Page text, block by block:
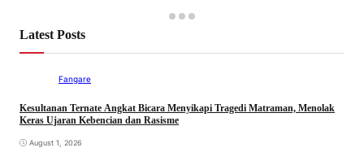
Latest Posts
Fangare
Kesultanan Ternate Angkat Bicara Menyikapi Tragedi Matraman, Menolak
Keras Ujaran Kebencian dan Rasisme
August 1, 2026